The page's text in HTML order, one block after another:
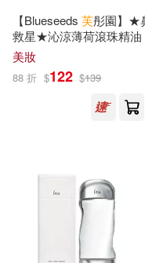
魯德亞德．吉卜
龍人(21)
KATOKI
上海圖書館編(20)
慕客館(138)
江蘇鳳凰文藝出版
浙江少年兒童出
浙江工商大學出
【Blueseeds 芙彤園】★
救星★沁涼薄荷滾珠精油
美妝
88 折 $122 $139